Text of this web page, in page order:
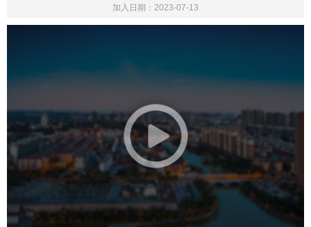
加入日期： 2023-07-13